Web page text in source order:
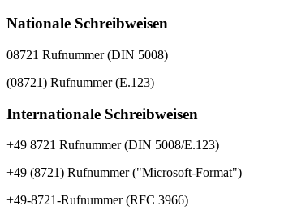
Nationale Schreibweisen
08721 Rufnummer (DIN 5008)
(08721) Rufnummer (E.123)
Internationale Schreibweisen
+49 8721 Rufnummer (DIN 5008/E.123)
+49 (8721) Rufnummer ("Microsoft-Format")
+49-8721-Rufnummer (RFC 3966)